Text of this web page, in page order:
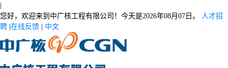
您好，欢迎来到中广核工程有限公司！今天是2026年08月07日。
人才招
聘 在线反馈 中文